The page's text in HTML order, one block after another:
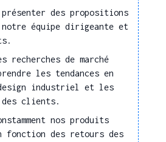
des designs
un objet
l'espace
des résultats
et essais
des propositions
notre équipe dirigeante et
recherches de marché
les tendances en
industriel et les
des clients.
nos produits
fonction des retours des